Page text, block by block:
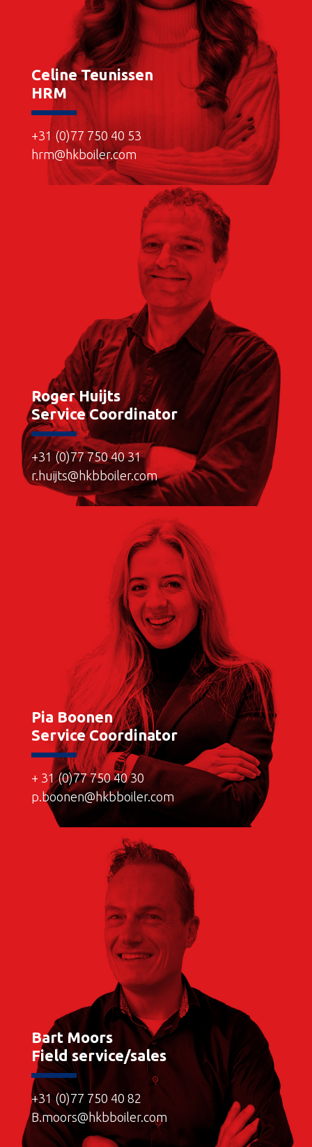
Celine Teunissen
HRM
+31 (0)77 750 40 53
hrm@hkboiler.com
Roger Huijts
Service Coordinator
+31 (0)77 750 40 31
r.huijts@hkbboiler.com
Pia Boonen
Service Coordinator
+ 31 (0)77 750 40 30
p.boonen@hkbboiler.com
Bart Moors
Field service/sales
+31 (0)77 750 40 82
B.moors@hkbboiler.com